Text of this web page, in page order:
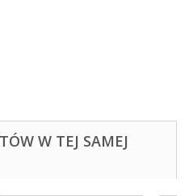
W TEJ SAMEJ